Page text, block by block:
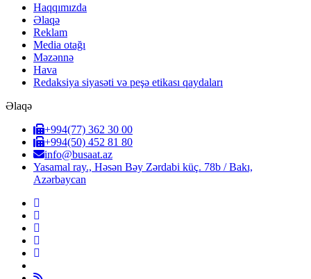
Haqqımızda
Əlaqə
Reklam
Media otağı
Məzənnə
Hava
Redaksiya siyasəti və peşə etikası qaydaları
Əlaqə
+994(77) 362 30 00
+994(50) 452 81 80
info@busaat.az
Yasamal ray., Həsən Bəy Zərdabi küç. 78b / Bakı,
Azərbaycan